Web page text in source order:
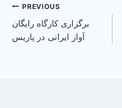
Post
navigation
PREVIOUS
برگزاری کارگاه رایگان
آواز ایرانی در پاریس